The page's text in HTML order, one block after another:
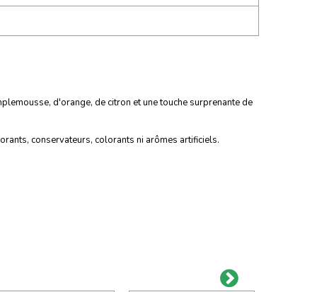
d'orange, de citron et une touche surprenante de
conservateurs, colorants ni arômes artificiels.